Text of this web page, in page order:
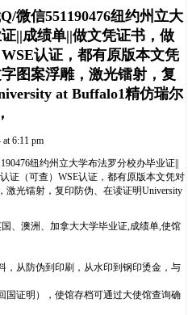
微信551190476纽约州立大
||成绩单||做文凭证书，做
认证，都有原版本文凭
图案浮雕，激光镭射，复
at Buffalo1精仿瑞尔
at 6:11 pm
纽约州立大学布法罗分校办毕业证||
证（可查）WSE认证，都有原版本文凭对
激光镭射，复印防伪、在读证明University
、澳洲、加拿大大学毕业证,成绩单,使馆
，从防伪到印刷，从水印到钢印烫金，与
国证明），使馆存档可通过大使馆查询确